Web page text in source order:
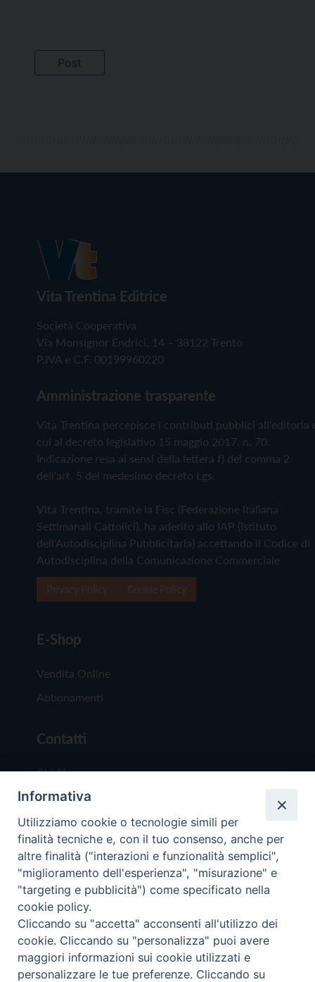
Vita Trentina Editrice
Società Cooperativa
Via Monsignor Endrici, 14 – 38122 Trento
P.IVA e C.F. 00199960220
Amministrazione trasparente
Vita Trentina percepisce i contributi pubblici all'editoria
cui al decreto legislativo 15 maggio 2017, n. 70.
Indicazione resa ai sensi della lettera f) del comma 2
dell'art. 5 del medesimo decreto Lgs.
Vita Trentina, tramite la Fisc (Federazione Italiana
Settimanali Cattolici), ha aderito allo IAP (Istituto
dell'Autodisciplina Pubblicitaria) accettando il Codice di
Autodisciplina della Comunicazione Commerciale
E-Shop
Vendita Online
Abbonamenti
Contatti
Chi Siamo
Redazione
Scrivici
Copyright © 2019 - Tutti i diritti riservati - Vita
Trentina Editrice
Privacy Policy
Informativa
Utilizziamo cookie o tecnologie simili per
finalità tecniche e, con il tuo consenso, anche per
altre finalità ("interazioni e funzionalità semplici",
"miglioramento dell'esperienza", "misurazione" e
"targeting e pubblicità") come specificato nella
cookie policy.
Cliccando su "accetta" acconsenti all'utilizzo dei
cookie. Cliccando su "personalizza" puoi avere
maggiori informazioni sui cookie utilizzati e
personalizzare le tue preferenze. Cliccando su